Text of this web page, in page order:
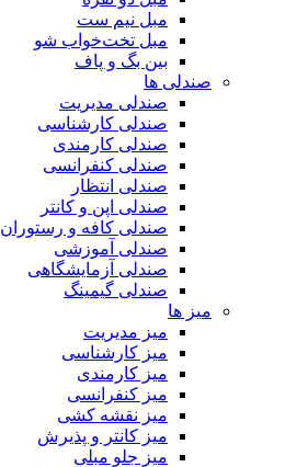
مبل نیم ست
مبل تخت‌خواب شو
بین بگ و پاف
صندلی ها
صندلی مدیریت
صندلی کارشناسی
صندلی کارمندی
صندلی کنفرانسی
صندلی انتظار
صندلی اپن و کانتر
صندلی کافه و رستوران
صندلی آموزشی
صندلی آزمایشگاهی
صندلی گیمینگ
میز ها
میز مدیریت
میز کارشناسی
میز کارمندی
میز کنفرانسی
میز نقشه کشی
میز کانتر و پذیرش
میز جلو مبلی